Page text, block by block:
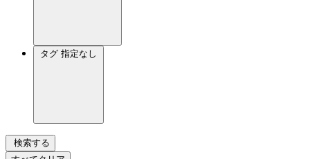
タグ 指定なし
検索する